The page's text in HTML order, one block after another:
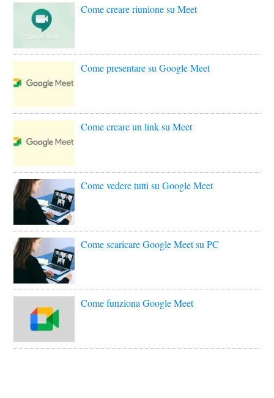
Come creare riunione su Meet
Come presentare su Google Meet
Come creare un link su Meet
Come vedere tutti su Google Meet
Come scaricare Google Meet su PC
Come funziona Google Meet